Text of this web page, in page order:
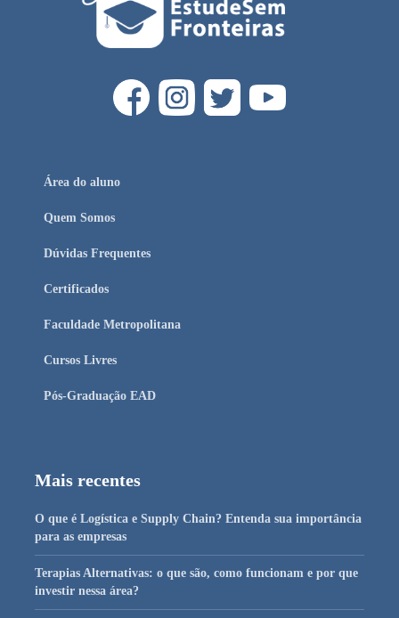
Área do aluno
Quem Somos
Dúvidas Frequentes
Certificados
Faculdade Metropolitana
Cursos Livres
Pós-Graduação EAD
Mais recentes
O que é Logística e Supply Chain? Entenda sua importância
para as empresas
Terapias Alternativas: o que são, como funcionam e por que
investir nessa área?